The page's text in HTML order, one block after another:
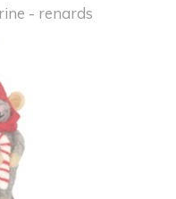
- renards